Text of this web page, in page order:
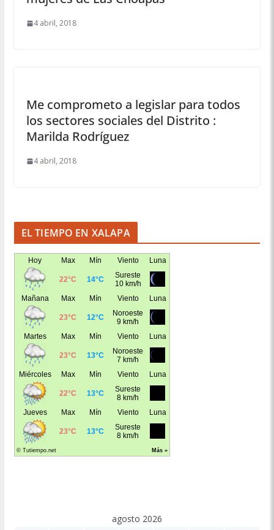
4 abril, 2018
Me comprometo a legislar para todos
los sectores sociales del Distrito :
Marilda Rodríguez
4 abril, 2018
EL TIEMPO EN XALAPA
agosto 2026